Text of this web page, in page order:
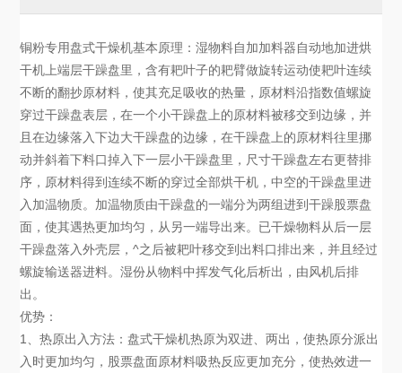
铜粉专用盘式干燥机基本原理：湿物料自加加料器自动地加进烘
干机上端层干躁盘里，含有耙叶子的耙臂做旋转运动使耙叶连续
不断的翻抄原材料，使其充足吸收的热量，原材料沿指数值螺旋
穿过干躁盘表层，在一个小干躁盘上的原材料被移交到边缘，并
且在边缘落入下边大干躁盘的边缘，在干躁盘上的原材料往里挪
动并斜着下料口掉入下一层小干躁盘里，尺寸干躁盘左右更替排
序，原材料得到连续不断的穿过全部烘干机，中空的干躁盘里进
入加温物质。加温物质由干躁盘的一端分为两组进到干躁股票盘
面，使其遇热更加均匀，从另一端导出来。已干燥物料从后一层
干躁盘落入外壳层，^之后被耙叶移交到出料口排出来，并且经过
螺旋输送器进料。湿份从物料中挥发气化后析出，由风机后排
出。
优势：
1、热原出入方法：盘式干燥机热原为双进、两出，使热原分派出
入时更加均匀，股票盘面原材料吸热反应更加充分，使热效进一